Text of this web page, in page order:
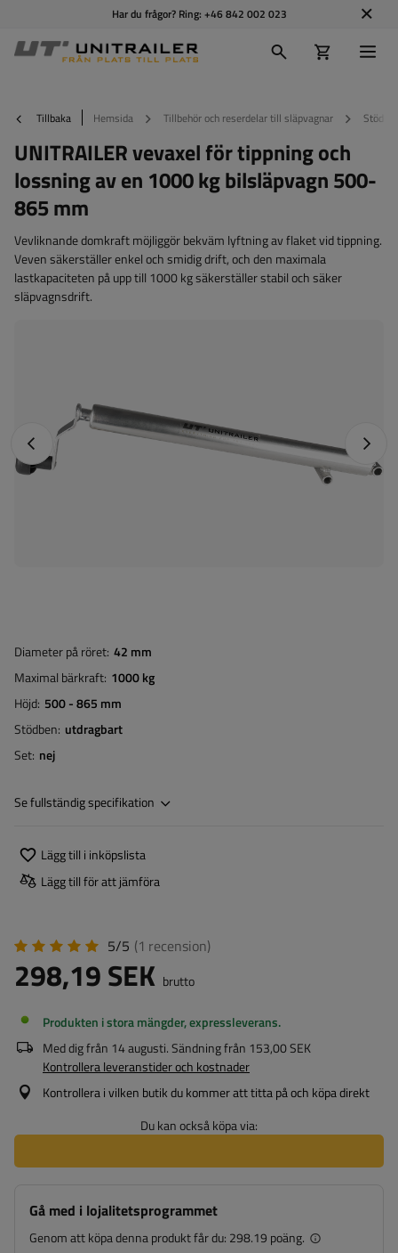
Har du frågor? Ring: +46 842 002 023
Tillbaka Hemsida Tillbehör och reserdelar till släpvagnar
UNITRAILER vevaxel för tippning och
lossning av en 1000 kg bilsläpvagn 500-
865 mm
Vevliknande domkraft möjliggör bekväm lyftning av flaket vid tippning.
Veven säkerställer enkel och smidig drift, och den maximala
lastkapaciteten på upp till 1000 kg säkerställer stabil och säker
släpvagnsdrift.
Föregående foto Nästa
Diameter på röret 42 mm
Maximal bärkraft 1000 kg
Höjd 500 - 865 mm
Stödben utdragbart
Set nej
Se fullständig specifikation
Lägg till i inköpslista
Lägg till för att jämföra
5/5 (1 recension)
298,19 SEK brutto
Produkten i stora mängder, expressleverans
Med dig från 14 augusti. Sändning från 153,00 SEK
Kontrollera leveranstider och kostnader
Kontrollera i vilken butik du kommer att titta på och köpa direkt
Du kan också köpa via:
Gå med i lojalitetsprogrammet
Genom att köpa denna produkt får du: 298.19 poäng.